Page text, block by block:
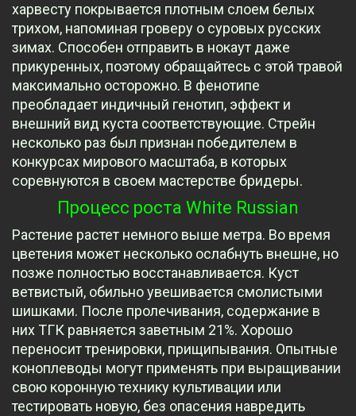
харвесту покрывается плотным слоем белых
трихом, напоминая гроверу о суровых русских
зимах. Способен отправить в нокаут даже
прикуренных, поэтому обращайтесь с этой травой
максимально осторожно. В фенотипе
преобладает индичный генотип, эффект и
внешний вид куста соответствующие. Стрейн
несколько раз был признан победителем в
конкурсах мирового масштаба, в которых
соревнуются в своем мастерстве бридеры.
Процесс роста White Russian
Растение растет немного выше метра. Во время
цветения может несколько ослабнуть внешне, но
позже полностью восстанавливается. Куст
ветвистый, обильно увешивается смолистыми
шишками. После пролечивания, содержание в
них ТГК равняется заветным 21%. Хорошо
переносит тренировки, прищипывания. Опытные
коноплеводы могут применять при выращивании
свою коронную технику культивации или
тестировать новую, без опасения навредить